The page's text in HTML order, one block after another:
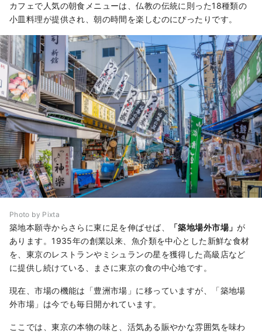
カフェで人気の朝食メニューは、仏教の伝統に則った18種類の
小皿料理が提供され、朝の時間を楽しむのにぴったりです。
Photo by Pixta
築地本願寺からさらに東に足を伸ばせば、 「築地場外市場」が
あります。1935年の創業以来、魚介類を中心とした新鮮な食材
を、東京のレストランやミシュランの星を獲得した高級店など
に提供し続けている、まさに東京の食の中心地です。
現在、市場の機能は「豊洲市場」に移っていますが、「築地場
外市場」は今でも毎日開かれています。
ここでは、東京の本物の味と、活気ある賑やかな雰囲気を味わ